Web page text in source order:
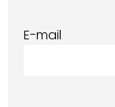
E-mail